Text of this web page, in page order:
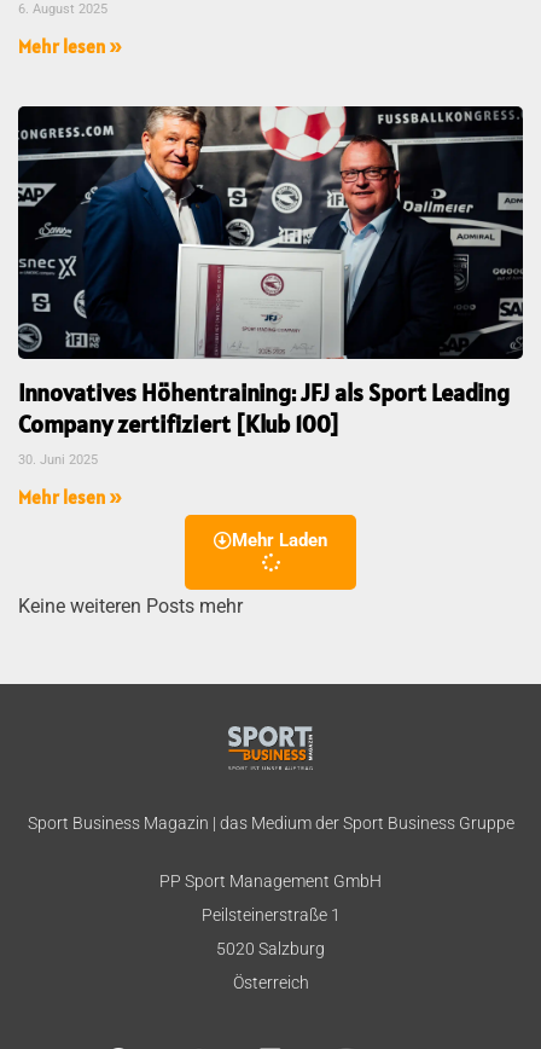
6. August 2025
Mehr lesen »
Innovatives Höhentraining: JFJ als Sport Leading
Company zertifiziert [Klub 100]
30. Juni 2025
Mehr lesen »
Mehr Laden
Keine weiteren Posts mehr
Sport Business Magazin | das Medium der Sport Business Gruppe
PP Sport Management GmbH
Peilsteinerstraße 1
5020 Salzburg
Österreich